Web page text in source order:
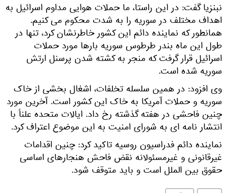
نبنزیا گفت: در این راستا، ما حملات هوایی مداوم اسرائیل به
اهداف مختلف در سوریه را به شدت محکوم می کنیم.
همانطور که نماینده دائم این کشور خاطرنشان کرد، تنها در
طول این ماه بندر طرطوس سوریه بارها مورد حملات
اسرائیل قرار گرفت که منجر به کشته شدن پرسنل ارتش
سوریه شده است.
وی افزود: در همین سلسله تخلفات، اشغال بخشی از خاک
سوریه و حملات آمریکا به خاک این کشور است. آخرین مورد
چنین فاحشی در هفته گذشته رخ داد. ایالات متحده علناً با
انتشار نامه ای به شورای امنیت به این موضوع اعتراف کرد.
نماینده دائم فدراسیون روسیه تاکید کرد: چنین اقدامات
غیرقانونی و غیرمسئولانه نقض فاحش هنجارهای اساسی
حقوق بین الملل است و باید متوقف شود.